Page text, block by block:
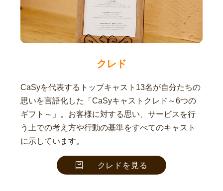
クレド
CaSyを代表するトップキャスト13名が自分たちの
思いを言語化した「CaSyキャストクレド～6つの
ギフト～」。お客様に対する思い、サービスを行
う上での考え方や行動の基準をすべてのキャスト
に示しています。
クレドを見る